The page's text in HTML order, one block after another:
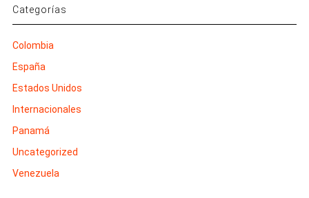
Categorías
Colombia
España
Estados Unidos
Internacionales
Panamá
Uncategorized
Venezuela